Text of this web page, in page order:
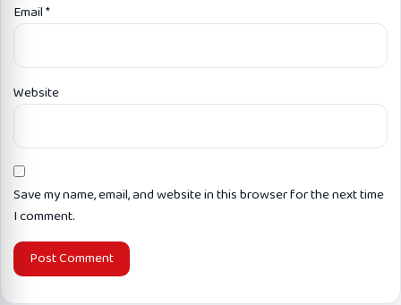
Email*
Website
Save my name, email, and website in this browser for the next time
I comment.